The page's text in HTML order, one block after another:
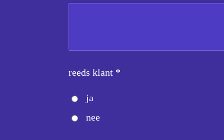
reeds klant *
ja
nee